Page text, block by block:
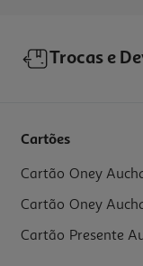
Trocas e
Cartões
Cartão Oney
Cartão Oney
Cartão Presente